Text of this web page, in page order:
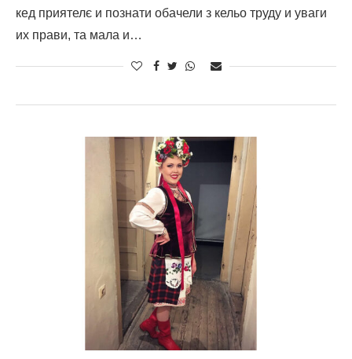
кед приятелє и познати обачели з кельо труду и уваги
их прави, та мала и…